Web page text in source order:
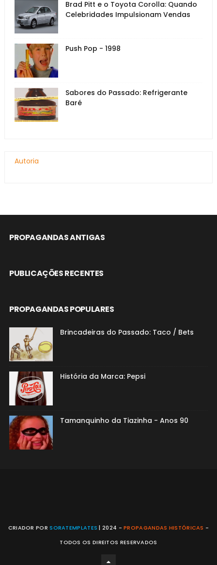
Brad Pitt e o Toyota Corolla: Quando
Celebridades Impulsionam Vendas
Push Pop - 1998
Sabores do Passado: Refrigerante
Baré
Autoria
PROPAGANDAS ANTIGAS
PUBLICAÇÕES RECENTES
PROPAGANDAS POPULARES
Brincadeiras do Passado: Taco / Bets
História da Marca: Pepsi
Tamanquinho da Tiazinha - Anos 90
CRIADOR PORSORATEMPLATES | 2024 -PROPAGANDAS HISTÓRICAS -
TODOS OS DIREITOS RESERVADOS